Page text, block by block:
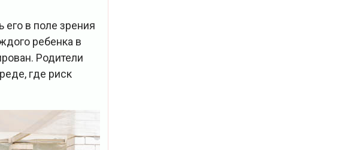
в поле зрения
ребенка в
Родители
где риск